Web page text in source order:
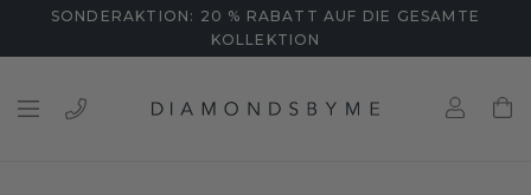
SONDERAKTION: 20 % RABATT AUF DIE GESAMTE
KOLLEKTION